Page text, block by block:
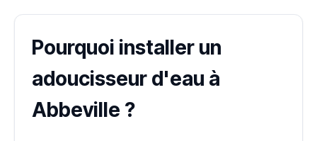
Pourquoi installer un
adoucisseur d'eau à
Abbeville ?